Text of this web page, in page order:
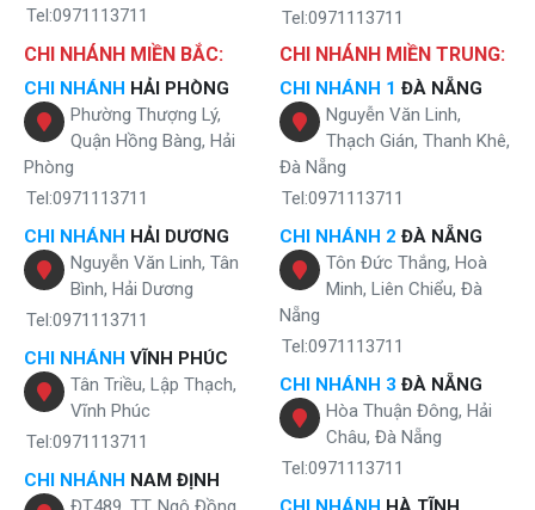
Nước nguội: Uống trực tiếp hoặc sử dụng hằng ngày.
Sự tiện ích này giúp bạn tiết kiệm thời gian, công sức và đặc biệt là
không cần làm lạnh bằng tủ lạnh hay đun nấu lỉnh kỉnh.
Combo Karofi KAQ-U05 Pro + KAO-T90 - nóng - lạnh - tinh khiết tiện
Tel:0971113711
Tel:0971113711
CHI NHÁNH MIỀN BẮC:
CHI NHÁNH HẢI PHÒNG
Phường Thượng Lý,
Quận Hồng Bàng, Hải
Phòng
Tel:0971113711
CHI NHÁNH HẢI DƯƠNG
Nguyễn Văn Linh, Tân
Bình, Hải Dương
Tel:0971113711
CHI NHÁNH VĨNH PHÚC
Tân Triều, Lập Thạch,
Vĩnh Phúc
Tel:0971113711
CHI NHÁNH NAM ĐỊNH
CHI NHÁNH MIỀN TRUNG:
CHI NHÁNH 1 ĐÀ NẴNG
Nguyễn Văn Linh,
Thạch Gián, Thanh Khê,
Đà Nẵng
Tel:0971113711
CHI NHÁNH 2 ĐÀ NẴNG
Tôn Đức Thắng, Hoà
Minh, Liên Chiểu, Đà
Nẵng
Tel:0971113711
CHI NHÁNH 3 ĐÀ NẴNG
Hòa Thuận Đông, Hải
Châu, Đà Nẵng
Tel:0971113711